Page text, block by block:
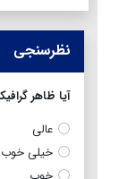
نظرسنجی
آیا ظاهر
عالی
خیلی خوب